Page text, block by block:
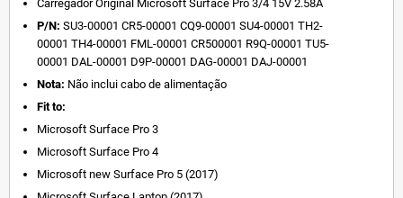
Carregador Original Microsoft Surface Pro 3/4 15V 2.58A
P/N: SU3-00001 CR5-00001 CQ9-00001 SU4-00001 TH2-
00001 TH4-00001 FML-00001 CR500001 R9Q-00001 TU5-
00001 DAL-00001 D9P-00001 DAG-00001 DAJ-00001
Nota: Não inclui cabo de alimentação
Fit to:
Microsoft Surface Pro 3
Microsoft Surface Pro 4
Microsoft new Surface Pro 5 (2017)